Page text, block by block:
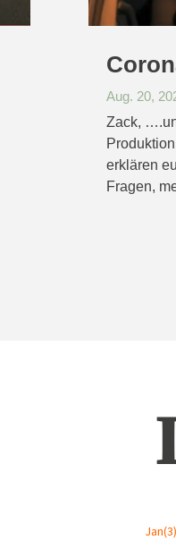
Aug. 20,
Zack,
erklären
Fragen,
Jan(3)